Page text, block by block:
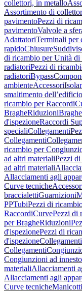
collettori, in metallo
Assortimento di
pavimentoPezzi di
pavimentoValvole a
AdattatoriTerminali per
rapidoChiusure
di ricambio per Unità di
radiatoriPezzi di
radiatoriBypass
ambienteAccessori
smaltimento dell’edificio
ricambio per Raccordi
BragheRiduzioni
d'ispezioneRaccordi
specialiCollegamenti
Collegamenti
ricambio per
ad altri materialiPezzi
ad altri materiali
Allacciamenti agli
Curve tecniche
braccialettiGuarnizioni
PPTubiPezzi di
RaccordiCurvePezzi di
per BragheRiduzioni
d'ispezionePezzi di
d'ispezioneCollegamenti
Collegamenti
Congiunzioni ad innesto
materialiAllacciamenti
Allacciamenti agli
Curve tecnicheManicotti